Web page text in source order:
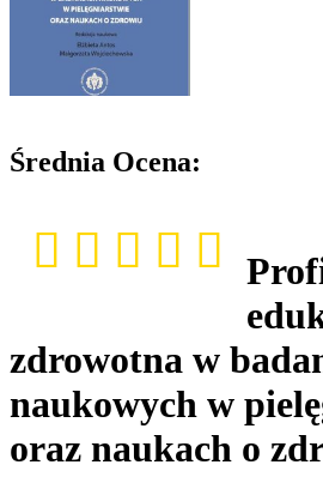
Średnia Ocena:
zdrowotna w
naukowych w
oraz naukach o